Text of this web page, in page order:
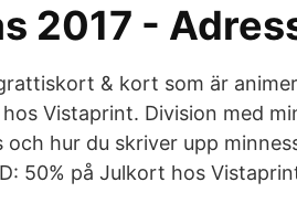
2017 -
& kort som är
Vistaprint. Division med
och hur du skriver upp
50% på Julkort hos